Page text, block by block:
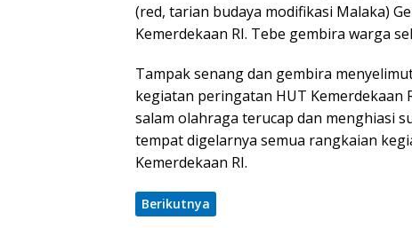
(red, tarian budaya modifikasi Malaka)
Kemerdekaan RI. Tebe gembira warga
Tampak senang dan gembira
kegiatan peringatan HUT Kemerdekaan
salam olahraga terucap dan menghiasi
tempat digelarnya semua rangkaian
Kemerdekaan RI.
Berikutnya